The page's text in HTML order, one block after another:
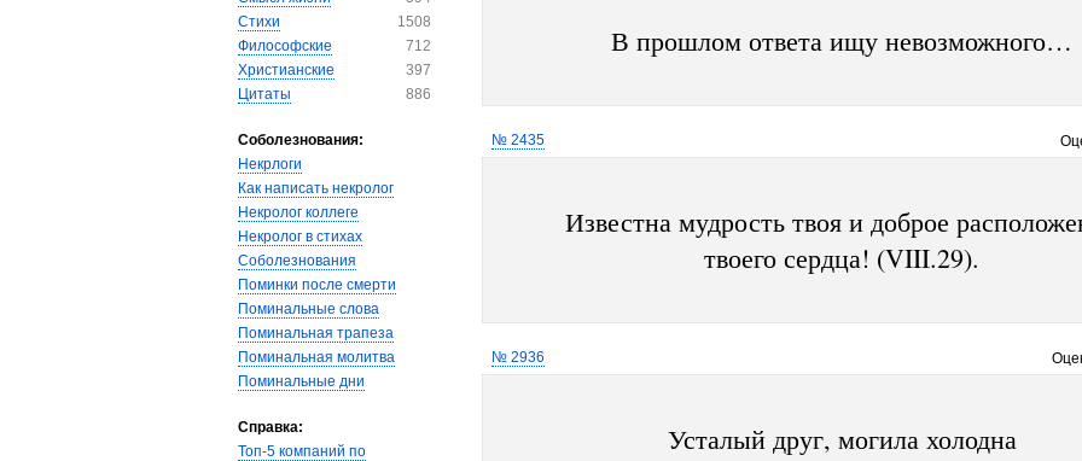
Стихи
1508
Философские
712
Христианские
397
Цитаты
886
Соболезнования:
Некрлоги
Как написать некролог
Некролог коллеге
Некролог в стихах
Соболезнования
Поминки после смерти
Поминальные слова
Поминальная трапеза
Поминальная молитва
Поминальные дни
Справка:
Топ-5 компаний по
В прошлом ответа ищу невозможного…
№ 2435
Известна мудрость твоя и доброе
твоего сердца! (VIII.29).
№ 2936
Усталый друг, могила холодна